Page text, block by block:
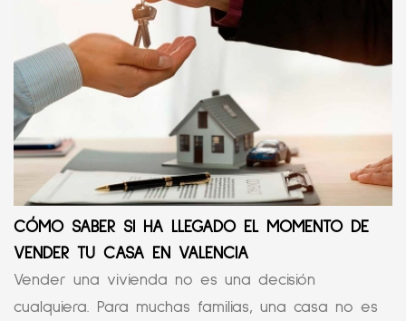
CÓMO SABER SI HA LLEGADO EL MOMENTO DE
VENDER TU CASA EN VALENCIA
Vender una vivienda no es una decisión
cualquiera. Para muchas familias, una casa no es